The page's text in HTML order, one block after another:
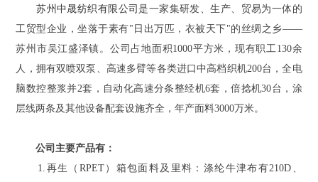
苏州中晟纺织有限公司是一家集研发、生产、贸易为一体的
工贸型企业，坐落于素有"日出万匹，衣被天下"的丝绸之乡——
苏州市吴江盛泽镇。公司占地面积1000平方米，现有职工130余
人，拥有双喷双泵、高速多臂等各类进口中高档织机200台，全电
脑数控整浆并2套，自动化高速分条整经机6套，倍捻机30台，涂
层线两条及其他设备配套设施齐全，年产面料3000万米。
公司主要产品有：
1.再生（RPET）箱包面料及里料：涤纶牛津布有210D、